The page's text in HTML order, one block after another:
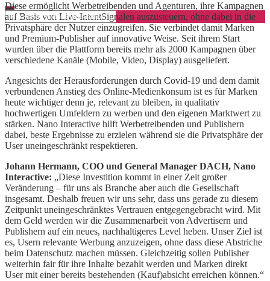
Diese ermöglicht Werbetreibenden und Agenturen, ihre Kampagnen
auf Basis von Live-IntentSignalen auszusteuern, ohne dabei in die
Privatsphäre der Nutzer einzugreifen. Sie verbindet damit Marken
und Premium-Publisher auf innovative Weise. Seit ihrem Start
wurden über die Plattform bereits mehr als 2000 Kampagnen über
verschiedene Kanäle (Mobile, Video, Display) ausgeliefert.
Angesichts der Herausforderungen durch Covid-19 und dem damit
verbundenen Anstieg des Online-Medienkonsum ist es für Marken
heute wichtiger denn je, relevant zu bleiben, in qualitativ
hochwertigen Umfeldern zu werben und den eigenen Marktwert zu
stärken. Nano Interactive hilft Werbetreibenden und Publishern
dabei, beste Ergebnisse zu erzielen während sie die Privatsphäre der
User uneingeschränkt respektieren.
Johann Hermann, COO und General Manager DACH, Nano
Interactive: „Diese Investition kommt in einer Zeit großer
Veränderung – für uns als Branche aber auch die Gesellschaft
insgesamt. Deshalb freuen wir uns sehr, dass uns gerade zu diesem
Zeitpunkt uneingeschränktes Vertrauen entgegengebracht wird. Mit
dem Geld werden wir die Zusammenarbeit von Advertisern und
Publishern auf ein neues, nachhaltigeres Level heben. Unser Ziel ist
es, Usern relevante Werbung anzuzeigen, ohne dass diese Abstriche
beim Datenschutz machen müssen. Gleichzeitig sollen Publisher
weiterhin fair für ihre Inhalte bezahlt werden und Marken direkt
User mit einer bereits bestehenden (Kauf)absicht erreichen können.“